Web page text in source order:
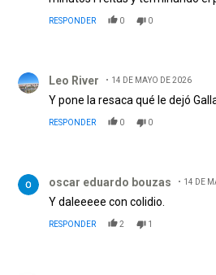
RESPONDER 0 0
Leo River 14 DE MAYO DE 2026
Y pone la resaca qué le dejó
RESPONDER 0 0
oscar eduardo bouzas 14 DE
Y daleeeee con colidio.
RESPONDER 2 1